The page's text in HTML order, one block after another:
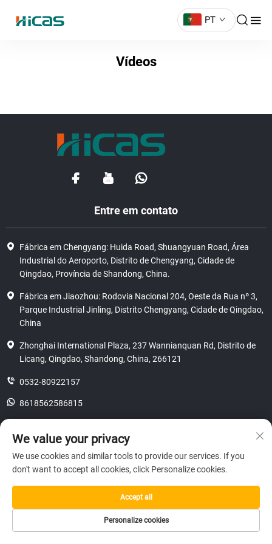
PT
Vídeos
Entre em contato
Fábrica em Chengyang: Huida Road, Shuangyuan Road, Área
Industrial do Aeroporto, Distrito de Chengyang, Cidade de
Qingdao, Província de Shandong, China.
Fábrica em Jiaozhou: Rodovia Nacional 204, Oeste da Rua nº 3,
Parque Industrial Jinling, Distrito Chengyang, Cidade de Qingdao,
China
Zhonghai International Plaza, 237 Wannianquan Rd, Distrito de
Licang, Qingdao, Shandong, China, 266121
0532-80922157
8618562586815
Direitos autorais © 2025 SHANDONG HICAS MACHINERY (GROUP) CO.,
privacidade
We value your privacy
We use cookies and similar tools to provide our services. If you
don't want to accept all cookies, click Personalize cookies.
Personalize cookies
Accept all